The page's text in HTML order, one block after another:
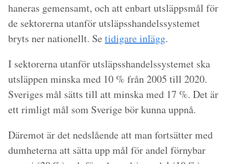
haneras gemensamt, och att enbart utsläppsmål för
de sektorerna utanför utsläpsshandelssystemet
bryts ner nationellt. Se tidigare inlägg.
I sektorerna utanför utsläpsshandelssystemet ska
utsläppen minska med 10 % från 2005 till 2020.
Sveriges mål sätts till att minska med 17 %. Det är
ett rimligt mål som Sverige bör kunna uppnå.
Däremot är det nedslående att man fortsätter med
dumheterna att sätta upp mål för andel förnybar